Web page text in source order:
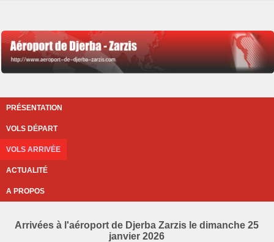
PRÉSENTATION
VOLS DÉPART
VOLS ARRIVÉE
ACTUALITÉ
A PROPOS
Arrivées à l'aéroport de Djerba Zarzis le dimanche 25
janvier 2026